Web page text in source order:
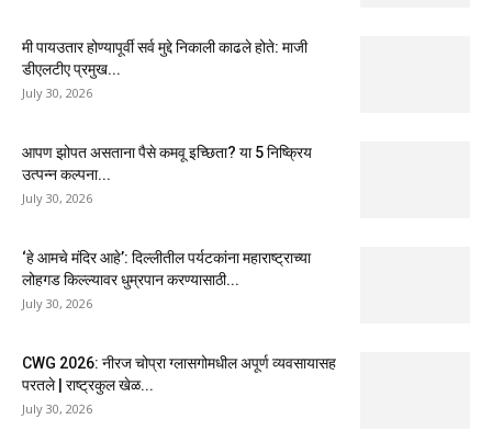
मी पायउतार होण्यापूर्वी सर्व मुद्दे निकाली काढले होते: माजी
डीएलटीए प्रमुख...
July 30, 2026
आपण झोपत असताना पैसे कमवू इच्छिता? या 5 निष्क्रिय
उत्पन्न कल्पना...
July 30, 2026
‘हे आमचे मंदिर आहे’: दिल्लीतील पर्यटकांना महाराष्ट्राच्या
लोहगड किल्ल्यावर धुम्रपान करण्यासाठी...
July 30, 2026
CWG 2026: नीरज चोप्रा ग्लासगोमधील अपूर्ण व्यवसायासह
परतले | राष्ट्रकुल खेळ...
July 30, 2026